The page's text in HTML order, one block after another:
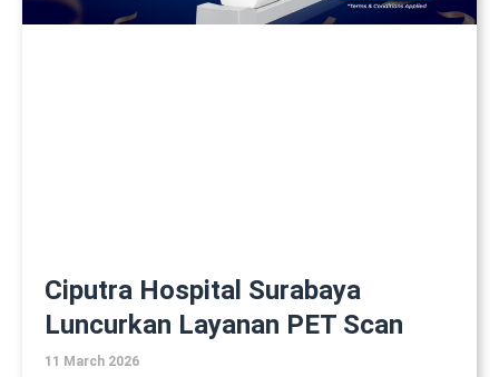
Ciputra Hospital Surabaya
Luncurkan Layanan PET Scan
11 March 2026